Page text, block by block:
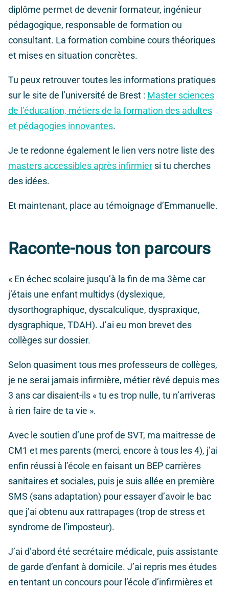
diplôme permet de devenir formateur, ingénieur
pédagogique, responsable de formation ou
consultant. La formation combine cours théoriques
et mises en situation concrètes.
Tu peux retrouver toutes les informations pratiques
sur le site de l’université de Brest : Master sciences
de l’éducation, métiers de la formation des adultes
et pédagogies innovantes.
Je te redonne également le lien vers notre liste des
masters accessibles après infirmier si tu cherches
des idées.
Et maintenant, place au témoignage d’Emmanuelle.
Raconte-nous ton parcours
« En échec scolaire jusqu’à la fin de ma 3ème car
j’étais une enfant multidys (dyslexique,
dysorthographique, dyscalculique, dyspraxique,
dysgraphique, TDAH). J’ai eu mon brevet des
collèges sur dossier.
Selon quasiment tous mes professeurs de collèges,
je ne serai jamais infirmière, métier rêvé depuis mes
3 ans car disaient-ils « tu es trop nulle, tu n’arriveras
à rien faire de ta vie ».
Avec le soutien d’une prof de SVT, ma maitresse de
CM1 et mes parents (merci, encore à tous les 4), j’ai
enfin réussi à l’école en faisant un BEP carrières
sanitaires et sociales, puis je suis allée en première
SMS (sans adaptation) pour essayer d’avoir le bac
que j’ai obtenu aux rattrapages (trop de stress et
syndrome de l’imposteur).
J’ai d’abord été secrétaire médicale, puis assistante
de garde d’enfant à domicile. J’ai repris mes études
en tentant un concours pour l’école d’infirmières et